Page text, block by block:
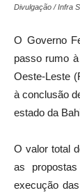
Divulgação / Infra
O Governo
passo rumo
Oeste-Leste
à conclusão
estado da
O valor total
as
execução